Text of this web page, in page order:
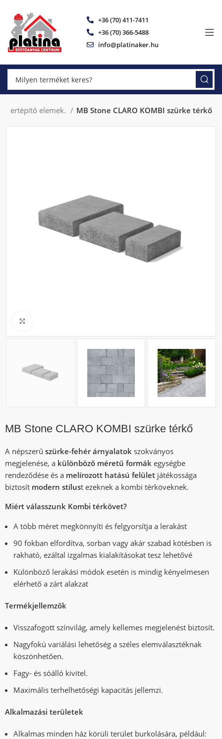
+36 (70) 411-7411
+36 (70) 366-5488
info@platinaker.hu
kertépítő elemek. MB Stone CLARO KOMBI szürke térkő
MB Stone CLARO KOMBI szürke térkő
A népszerűszürke-fehér árnyalatok szokványos
megjelenése, a különböző méretű formák egységbe
rendeződése és a melírozott hatású felület játékossága
biztosít modern stílust ezeknek a kombi térköveknek.
Miért válasszunk Kombi térkövet?
A több méret megkönnyíti és felgyorsítja a lerakást
90 fokban elfordítva, sorban vagy akár szabad kötésben is
rakható, ezáltal izgalmas kialakításokat tesz lehetővé
Különböző lerakási módok esetén is mindig kényelmesen
elérhető a zárt alakzat
Termékjellemzők
Visszafogott színvilág, amely kellemes megjelenést biztosít.
Nagyfokú variálási lehetőség a széles elemválasztéknak
köszönhetően.
Fagy- és sóálló kivitel.
Maximális terhelhetőségi kapacitás jellemzi.
Alkalmazási területek
Alkalmas minden ház körüli terület burkolására, például: